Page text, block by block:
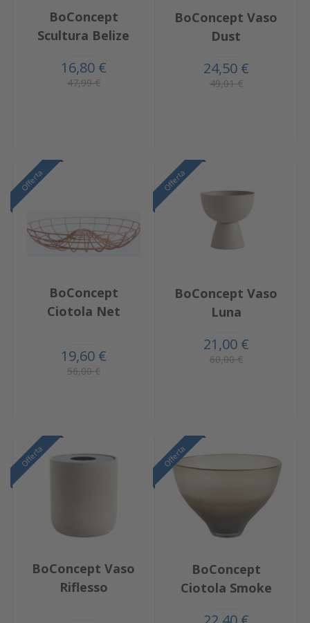
BoConcept
Scultura Belize
16,80 €
47,99 €
BoConcept Vaso
Dust
24,50 €
49,01 €
Offerta
BoConcept
Ciotola Net
19,60 €
56,00 €
Offerta
BoConcept Vaso
Luna
21,00 €
60,00 €
Offerta
BoConcept Vaso
Riflesso
Offerta
BoConcept
Ciotola Smoke